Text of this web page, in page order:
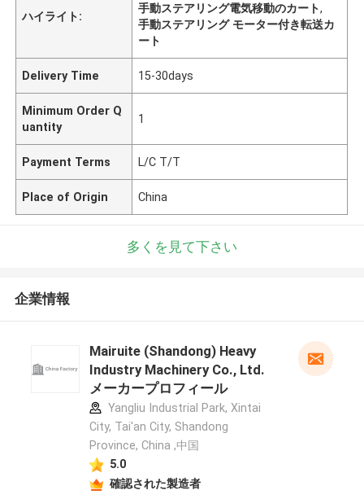
ハイライト:
手動ステアリング電気移動のカート,
手動ステアリング モーター付き転送カ
ート
Delivery Time 15-30days
Minimum Order Q
uantity
1
Payment Terms L/C T/T
Place of Origin China
多くを見て下さい
企業情報
Mairuite (Shandong) Heavy
Industry Machinery Co., Ltd.
メーカープロフィール
Yangliu Industrial Park, Xintai
City, Tai'an City, Shandong
Province, China ,中国
5.0
確認された製造者